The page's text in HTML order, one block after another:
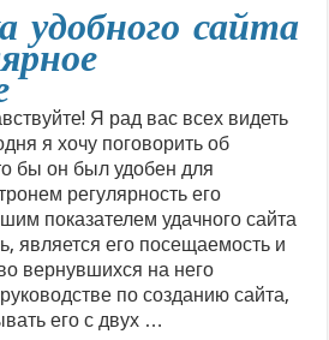
удобного сайта
Я рад вас всех видеть
я хочу поговорить об
бы он был удобен для
регулярность его
показателем удачного сайта
является его посещаемость и
вернувшихся на него
по созданию сайта,
его с двух …